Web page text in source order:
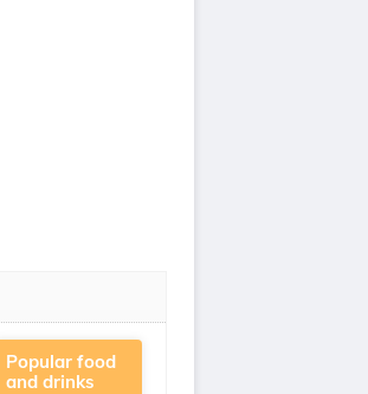
Popular food
and drinks